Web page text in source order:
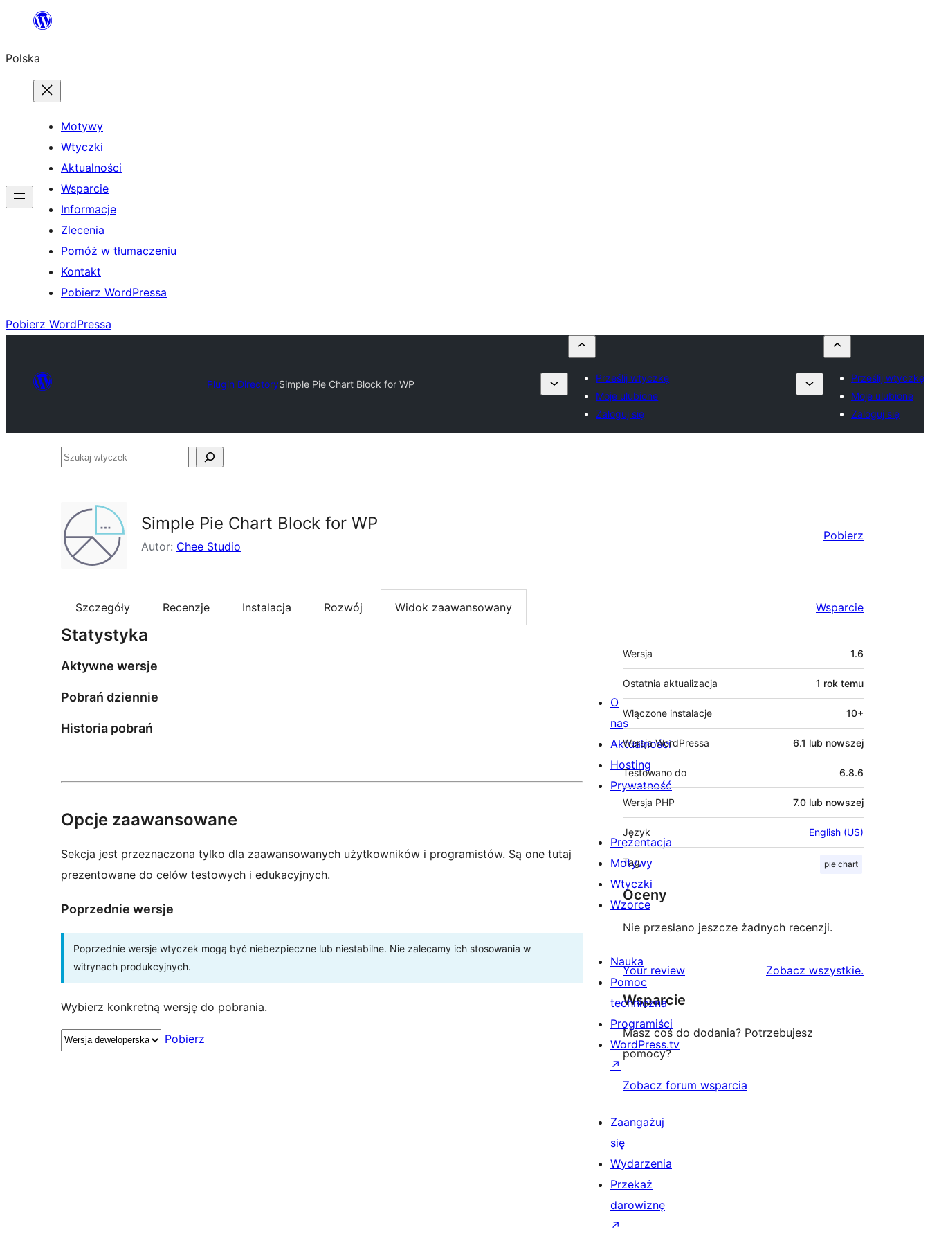
Przejdź
treści
Polska
Motywy
Wtyczki
Aktualności
Wsparcie
Informacje
Zlecenia
Pomóż w tłumaczeniu
Kontakt
Pobierz WordPressa
Pobierz WordPressa
Plugin DirectorySimple Pie Chart Block for WP
Prześlij wtyczkę
Moje ulubione
Zaloguj się
Prześlij wtyczkę
Moje ulubione
Zaloguj się
Szukaj
Simple Pie Chart Block for WP
Autor: Chee Studio
Pobierz
Szczegóły Recenzje Instalacja Rozwój Widok zaawansowany Wsparcie
Statystyka
Aktywne wersje
Pobrań dziennie
Historia pobrań
Opcje zaawansowane
Sekcja jest przeznaczona tylko dla zaawansowanych użytkowników i programistów. Są one tutaj
prezentowane do celów testowych i edukacyjnych.
Poprzednie wersje
Poprzednie wersje wtyczek mogą być niebezpieczne lub niestabilne. Nie zalecamy ich stosowania w
witrynach produkcyjnych.
Wybierz konkretną wersję do pobrania.
Pobierz
Meta
Wersja 1.6
Ostatnia aktualizacja 1 rok temu
Włączone instalacje 10+
Wersja WordPressa 6.1 lub nowszej
Testowano do 6.8.6
Wersja PHP 7.0 lub nowszej
Język English (US)
Tag pie chart
Oceny
Nie przesłano jeszcze żadnych recenzji.
Your review Zobacz wszystkierecenzje
.
Wsparcie
Masz coś do dodania? Potrzebujesz
pomocy?
Zobacz forum wsparcia
O
nas
Aktualności
Hosting
Prywatność
Prezentacja
Motywy
Wtyczki
Wzorce
Nauka
Pomoc
techniczna
Programiści
WordPress.tv
↗
Zaangażuj
się
Wydarzenia
Przekaż
darowiznę
↗